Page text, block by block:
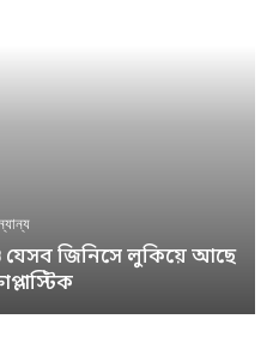
জিনিসে লুকিয়ে আছে